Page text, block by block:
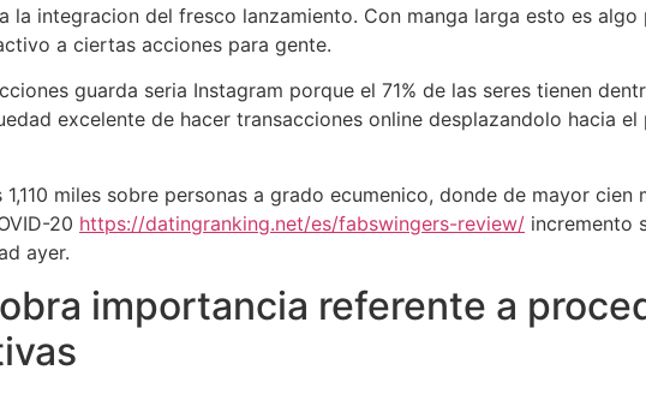
la integracion del fresco lanzamiento. Con manga larga esto es
a ciertas acciones para gente.
guarda seri­a Instagram porque el 71% de las seres tienen
excelente de hacer transacciones online desplazandolo hacia
miles sobre personas a grado ecumenico, donde de mayor cien
20 https://datingranking.net/es/fabswingers-review/ incremento
ayer.
importancia referente a